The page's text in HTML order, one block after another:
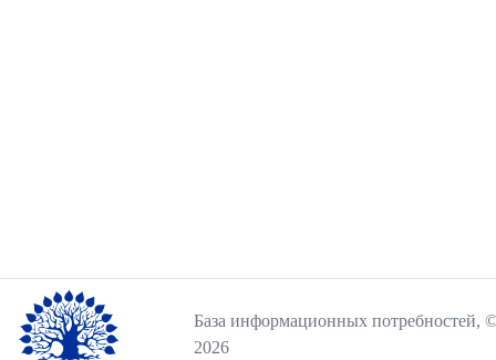
База информационных потребностей,
2026